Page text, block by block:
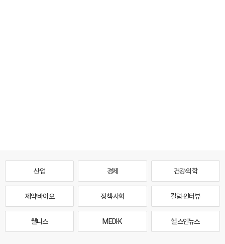
산업 경제 건강·의학
제약·바이오 정책·사회 칼럼·인터뷰
웰니스 MEDI·K 헬스인뉴스